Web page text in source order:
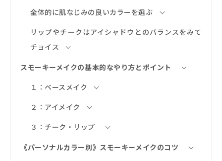
全体的に肌なじみの良いカラーを選ぶ
リップやチークはアイシャドウとのバランスをみて
チョイス
スモーキーメイクの基本的なやり方とポイント
１：ベースメイク
２：アイメイク
３：チーク・リップ
《パーソナルカラー別》スモーキーメイクのコツ